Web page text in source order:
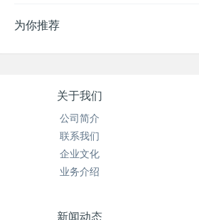
为你推荐
关于我们
公司简介
联系我们
企业文化
业务介绍
新闻动态